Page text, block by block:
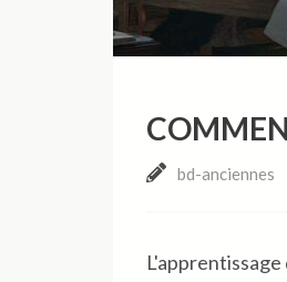
bd-anciennes